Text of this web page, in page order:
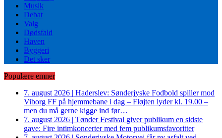
Musik
Debat
Valg
Dødsfald
Haven
Byggeri
Det sker
Populære emner
7. august 2026 | Haderslev: Sønderjyske Fodbold spiller mod
Viborg FF på hjemmebane i dag – Fløjten lyder kl. 19.00 –
men du må gerne kigge ind før…
7. august 2026 | Tønder Festival giver publikum en sidste
gave: Fire intimkoncerter med fem publikumsfavoritter